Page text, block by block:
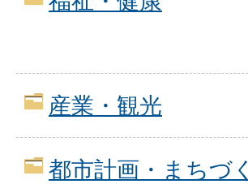
産業・観光
都市計画・まちづく